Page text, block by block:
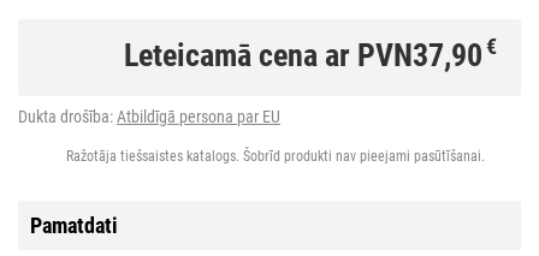
Leteicamā cena ar PVN37,90€
Dukta drošība:Atbildīgā persona par EU
Ražotāja tiešsaistes katalogs. Šobrīd produkti nav pieejami pasūtīšanai.
Pamatdati